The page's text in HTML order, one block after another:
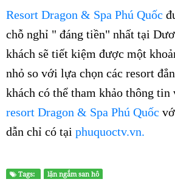
Resort Dragon & Spa Phú Quốc
chỗ nghỉ " đáng tiền" nhất tại
khách sẽ tiết kiệm được một
nhỏ so với lựa chọn các resort
khách có thể tham khảo thông tin
resort Dragon & Spa Phú Quốc
dẫn chỉ có tại phuquoctv.vn.
Tags: lặn ngắm san hô